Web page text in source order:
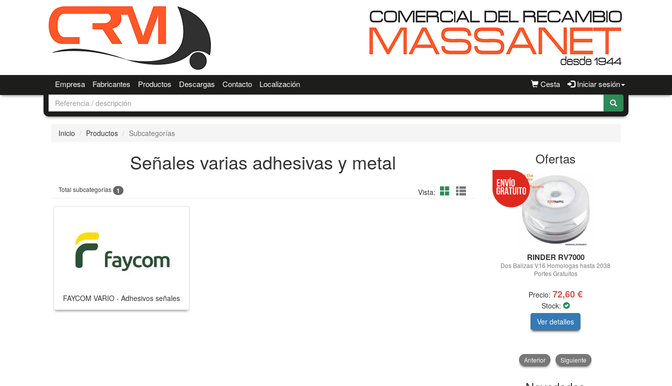
Cesta Iniciar sesión
Empresa Fabricantes Productos Descargas Contacto Localización
Inicio Productos Subcategorías
Señales varias adhesivas y metal
Total subcategorías 1 Vista:
FAYCOM VARIO - Adhesivos señales
Ofertas
RINDER RV7000
Dos Balizas V16 Homologas hasta 2038
Portes Gratuitos
Precio: 72,60 €
Stock:
Ver detalles
Anterior Siguiente